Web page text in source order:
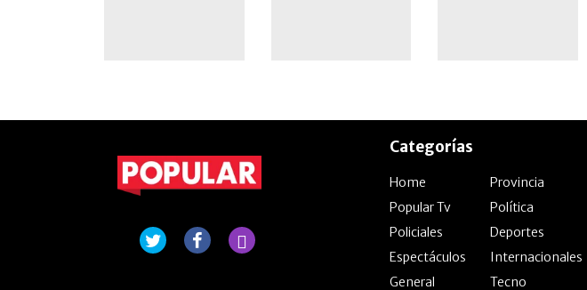
Categorías
Home
Provincia
Popular Tv
Política
Policiales
Deportes
Espectáculos
Internacionales
General
Tecno